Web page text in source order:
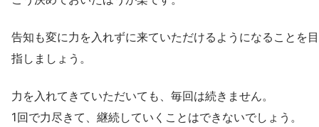
告知も変に力を入れずに来ていただけるようになることを目
指しましょう。
力を入れてきていただいても、毎回は続きません。
1回で力尽きて、継続していくことはできないでしょう。